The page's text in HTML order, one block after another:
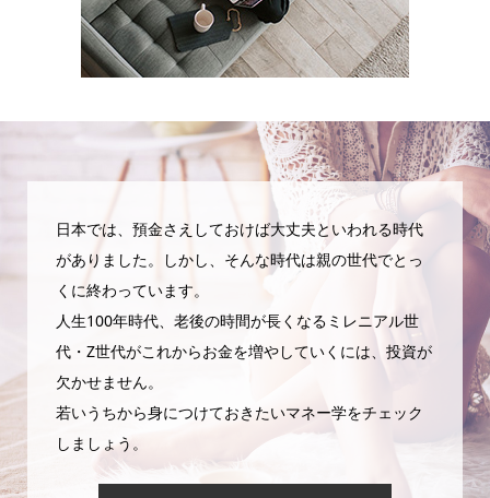
日本では、預金さえしておけば大丈夫といわれる時代
がありました。しかし、そんな時代は親の世代でとっ
くに終わっています。
人生100年時代、老後の時間が長くなるミレニアル世
代・Z世代がこれからお金を増やしていくには、投資が
欠かせません。
若いうちから身につけておきたいマネー学をチェック
しましょう。